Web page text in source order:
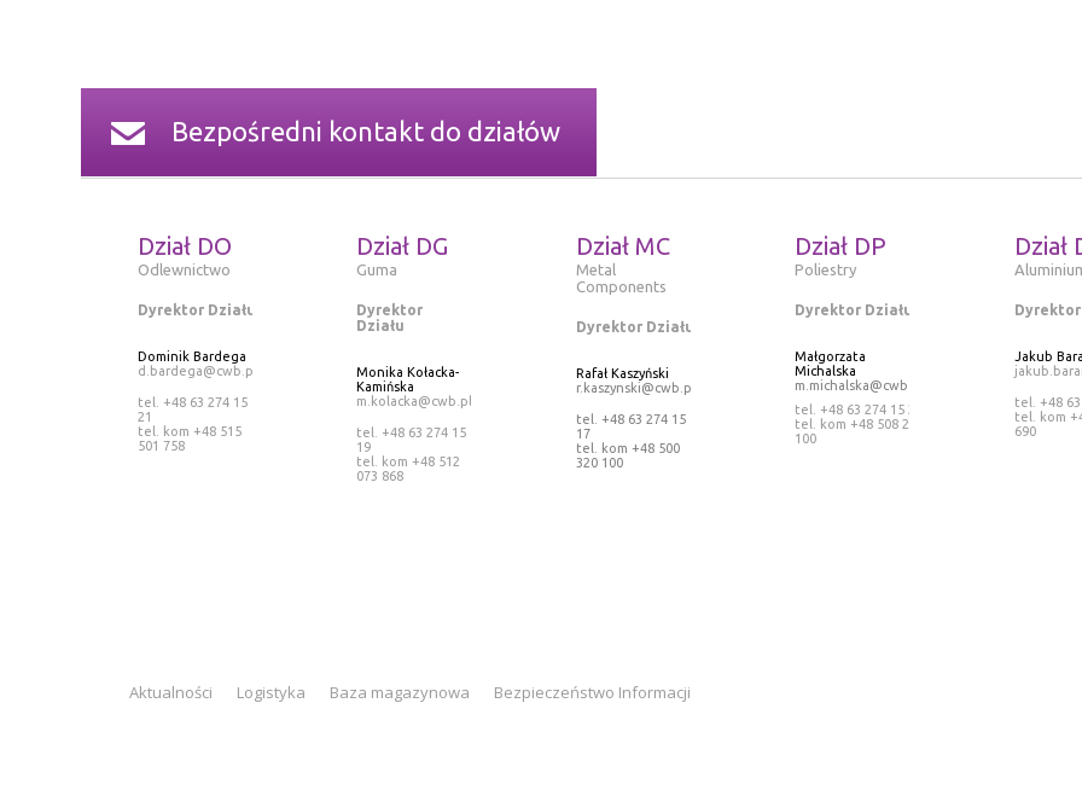
Bezpośredni kontakt do działów
Dział DO
Odlewnictwo
Dyrektor Działu
Dominik Bardega
d.bardega@cwb.pl
tel. +48 63 274 15
21
tel. kom +48 515
501 758
Dział DG
Guma
Dyrektor
Działu
Monika Kołacka-
Kamińska
m.kolacka@cwb.pl
tel. +48 63 274 15
19
tel. kom +48 512
073 868
Dział MC
Metal
Components
Dyrektor Działu
Rafał Kaszyński
r.kaszynski@cwb.pl
tel. +48 63 274 15
17
tel. kom +48 500
320 100
Dział DP
Poliestry
Dyrektor Działu
Małgorzata
Michalska
m.michalska@cwb.pl
tel. +48 63 274 15 25
tel. kom +48 508 265
100
Dział
Dyrektor
Jakub
tel. +48 63
tel. kom
690
Aktualności Logistyka Baza magazynowa Bezpieczeństwo Informacji